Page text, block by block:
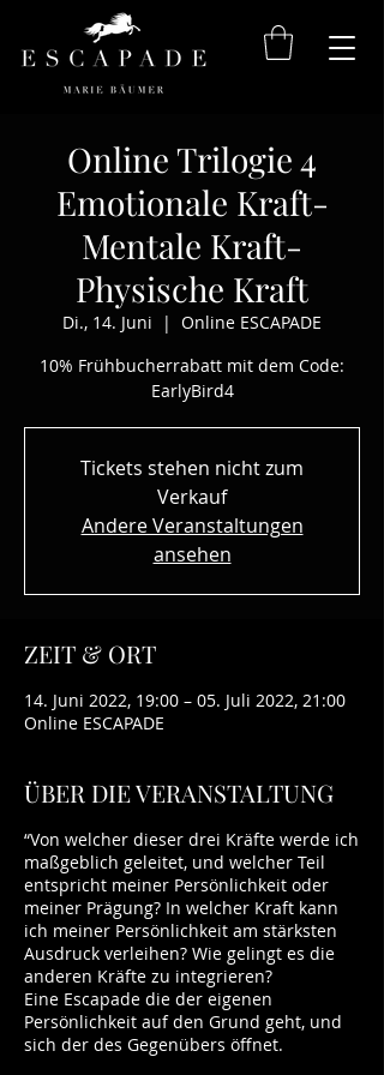
Online Trilogie 4
Emotionale Kraft-
Mentale Kraft-
Physische Kraft
Di., 14. Juni
  |
Online ESCAPADE
10% Frühbucherrabatt mit dem Code:
EarlyBird4
Tickets stehen nicht zum
Verkauf
Andere Veranstaltungen
ansehen
ZEIT & ORT
14. Juni 2022, 19:00 – 05. Juli 2022, 21:00
Online ESCAPADE
ÜBER DIE VERANSTALTUNG
“Von welcher dieser drei Kräfte werde ich
maßgeblich geleitet, und welcher Teil
entspricht meiner Persönlichkeit oder
meiner Prägung? In welcher Kraft kann
ich meiner Persönlichkeit am stärksten
Ausdruck verleihen? Wie gelingt es die
anderen Kräfte zu integrieren?
Eine Escapade die der eigenen
Persönlichkeit auf den Grund geht, und
sich der des Gegenübers öffnet.